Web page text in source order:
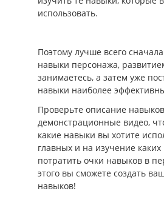
использовать.
Поэтому лучше всего
навыки персонажа,
занимаетесь, а затем уже
навыки наиболее
Проверьте описание
демонстрационные видео,
какие навыки вы хотите
главных и на изучение
потратить очки навыков в
этого вы сможете создать
навыков!